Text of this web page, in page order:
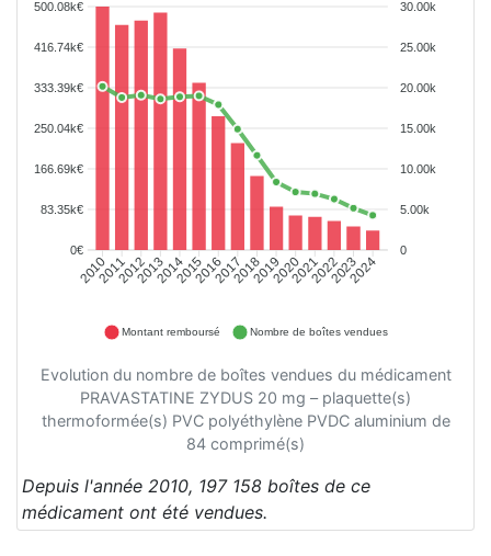
201020112012201320142015201620172018201920202021202220232024
30.00k
25.00k
20.00k
15.00k
10.00k
5.00k
0
500.08k€
416.74k€
333.39k€
250.04k€
166.69k€
83.35k€
0€
Montant remboursé Nombre de boîtes vendues
Evolution du nombre de boîtes vendues du médicament
PRAVASTATINE ZYDUS 20 mg – plaquette(s)
thermoformée(s) PVC polyéthylène PVDC aluminium de
84 comprimé(s)
Depuis l'année 2010, 197 158 boîtes de ce
médicament ont été vendues.